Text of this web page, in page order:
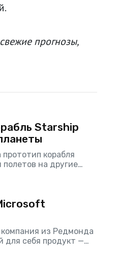
прогнозы,
Starship
корабля
на другие
его
из Редмонда
для себя продукт —